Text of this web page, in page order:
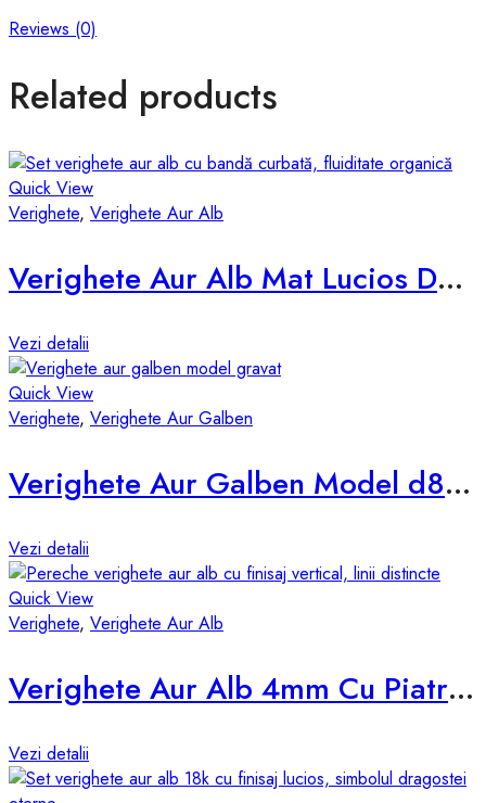
Reviews (0)
Related products
Quick View
Verighete, Verighete Aur Alb
Verighete Aur Alb Mat Lucios D854
Vezi detalii
Quick View
Verighete, Verighete Aur Galben
Verighete Aur Galben Model d846-g
Vezi detalii
Quick View
Verighete, Verighete Aur Alb
Verighete Aur Alb 4mm Cu Piatra D045-A
Vezi detalii